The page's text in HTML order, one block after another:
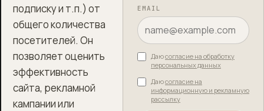
подписку и т.п.) от
общего количества
посетителей. Он
позволяет оценить
эффективность
сайта, рекламной
кампании или
EMAIL
Даюсогласие на обработку
персональных данных
Даюсогласие на
информационную и рекламную
рассылку